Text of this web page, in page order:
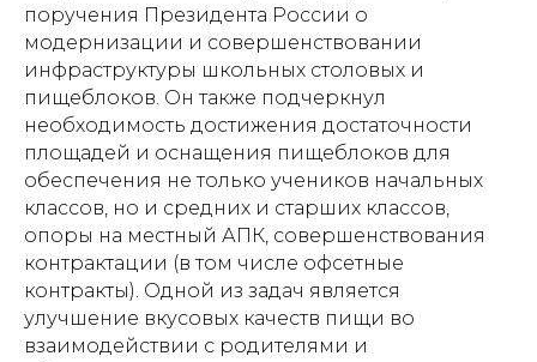
поручения Президента России о
модернизации и совершенствовании
инфраструктуры школьных столовых и
пищеблоков. Он также подчеркнул
необходимость достижения достаточности
площадей и оснащения пищеблоков для
обеспечения не только учеников начальных
классов, но и средних и старших классов,
опоры на местный АПК, совершенствования
контрактации (в том числе офсетные
контракты). Одной из задач является
улучшение вкусовых качеств пищи во
взаимодействии с родителями и